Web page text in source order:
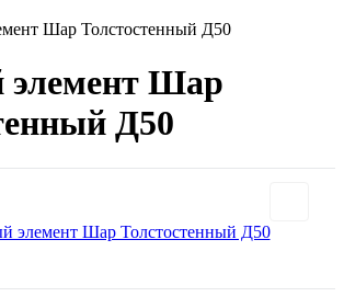
Шар Толстостенный Д50
элемент Шар
Д50